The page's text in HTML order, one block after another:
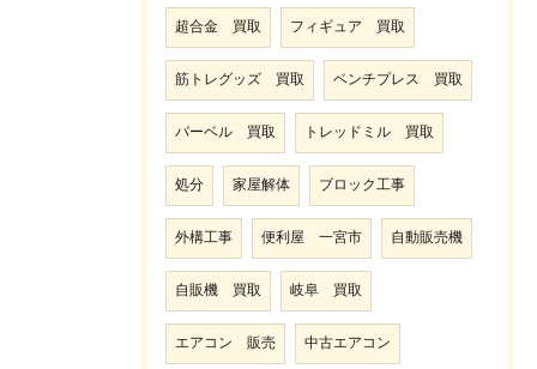
超合金 買取 フィギュア 買取
筋トレグッズ 買取 ベンチプレス 買取
バーベル 買取 トレッドミル 買取
処分 家屋解体 ブロック工事
外構工事 便利屋 一宮市 自動販売機
自販機 買取 岐阜 買取
エアコン 販売 中古エアコン